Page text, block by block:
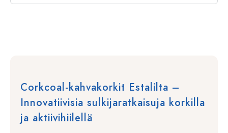
Corkcoal-kahvakorkit Estalilta –
Innovatiivisia sulkijaratkaisuja korkilla
ja aktiivihiilellä